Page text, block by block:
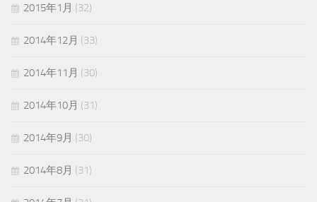
2015年1月 (32)
2014年12月 (33)
2014年11月 (30)
2014年10月 (31)
2014年9月 (30)
2014年8月 (31)